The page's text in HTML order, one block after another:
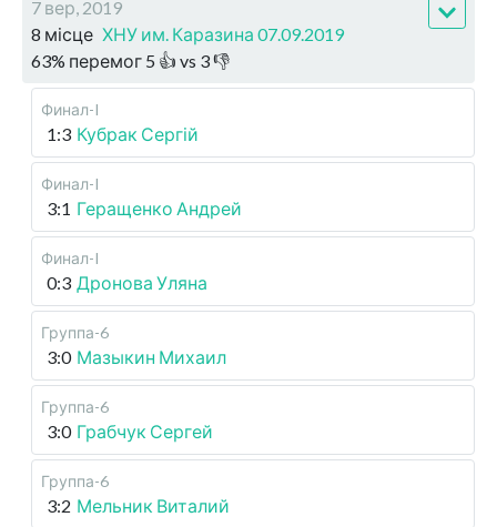
7 вер, 2019
8 місце ХНУ им. Каразина 07.09.2019
63% перемог 5 👍 vs 3👎
Финал-I
1:3 Кубрак Сергій
Финал-I
3:1 Геращенко Андрей
Финал-I
0:3 Дронова Уляна
Группа-6
3:0 Мазыкин Михаил
Группа-6
3:0 Грабчук Сергей
Группа-6
3:2 Мельник Виталий